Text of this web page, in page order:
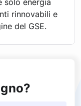
solo energia
rinnovabili e
del GSE.